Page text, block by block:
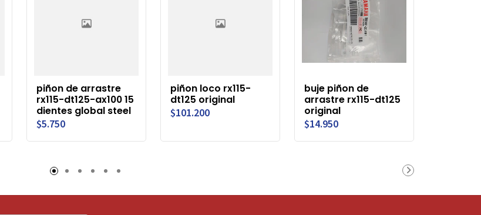
piñon de arrastre
rx115-dt125-ax100 15
dientes global steel
$5.750
piñon loco rx115-
dt125 original
$101.200
buje piñon de
arrastre rx115-dt125
original
$14.950